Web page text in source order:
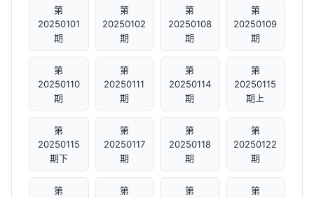
第
20250101
期
第
20250102
期
第
20250108
期
第
20250109
期
第
20250110
期
第
20250111
期
第
20250114
期
第
20250115
期上
第
20250115
期下
第
20250117
期
第
20250118
期
第
20250122
期
第
第
第
第